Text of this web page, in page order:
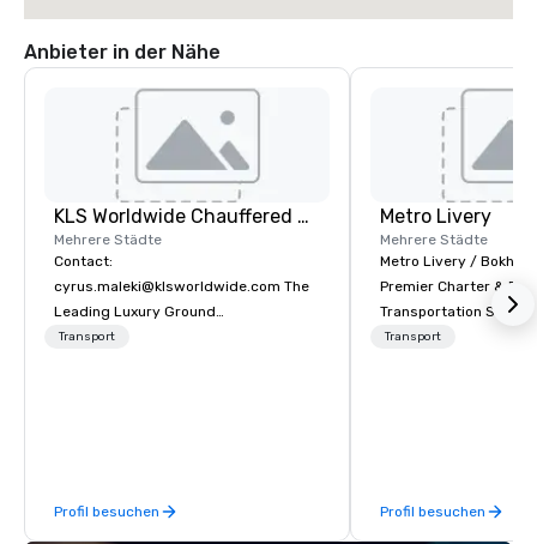
Anbieter in der Nähe
KLS Worldwide Chauffered Services
Mehrere Städte
Contact:
cyrus.maleki@klsworldwide.com The
Leading Luxury Ground
Transportation company since 1998
Transport
Profil besuchen
Metro Livery
Mehrere Städte
Metro Livery / Bokhari
Premier Charter &
Transportation
with Style, Comfort &
serving all of
neighboring states.
Transport
Profil besuchen